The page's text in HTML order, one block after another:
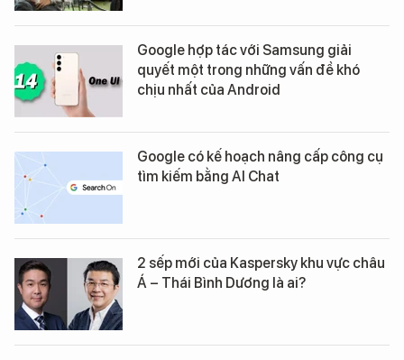
Google hợp tác với Samsung giải
quyết một trong những vấn đề khó
chịu nhất của Android
Google có kế hoạch nâng cấp công cụ
tìm kiếm bằng AI Chat
2 sếp mới của Kaspersky khu vực châu
Á – Thái Bình Dương là ai?